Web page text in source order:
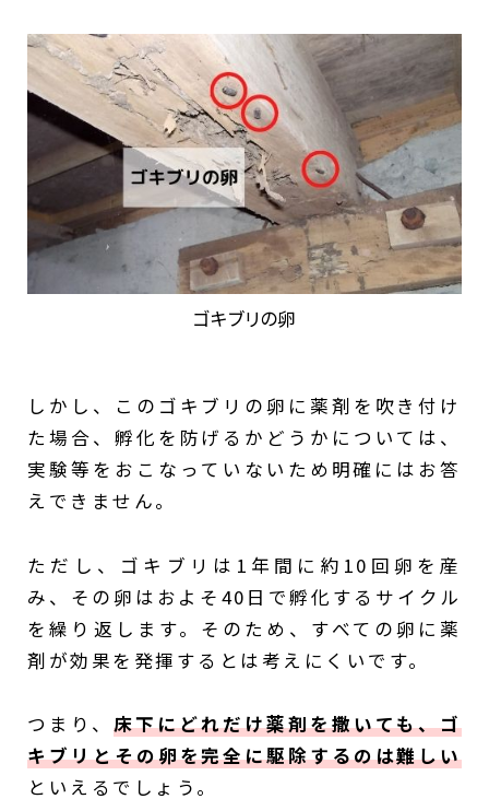
ゴキブリの卵
しかし、このゴキブリの卵に薬剤を吹き付け
た場合、孵化を防げるかどうかについては、
実験等をおこなっていないため明確にはお答
えできません。
ただし、ゴキブリは1年間に約10回卵を産
み、その卵はおよそ40日で孵化するサイクル
を繰り返します。そのため、すべての卵に薬
剤が効果を発揮するとは考えにくいです。
つまり、床下にどれだけ薬剤を撒いても、ゴ
キブリとその卵を完全に駆除するのは難しい
といえるでしょう。